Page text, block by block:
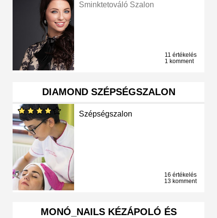
Sminktetováló Szalon
11 értékelés
1 komment
DIAMOND SZÉPSÉGSZALON
Szépségszalon
16 értékelés
13 komment
MONÓ_NAILS KÉZÁPOLÓ ÉS